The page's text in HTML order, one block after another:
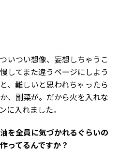
いつい想像、妄想しちゃうこ
してまた違うページにしよう
、難しいと思われちゃったら
、副菜が。だから火を入れな
に入れました。
油を全員に気づかれるぐらいの
ってるんですか？